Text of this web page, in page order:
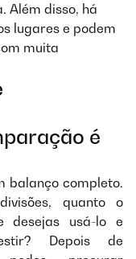
Além disso, há
lugares e podem
muita
é
balanço completo.
quanto o
desejas usá-lo e
Depois de